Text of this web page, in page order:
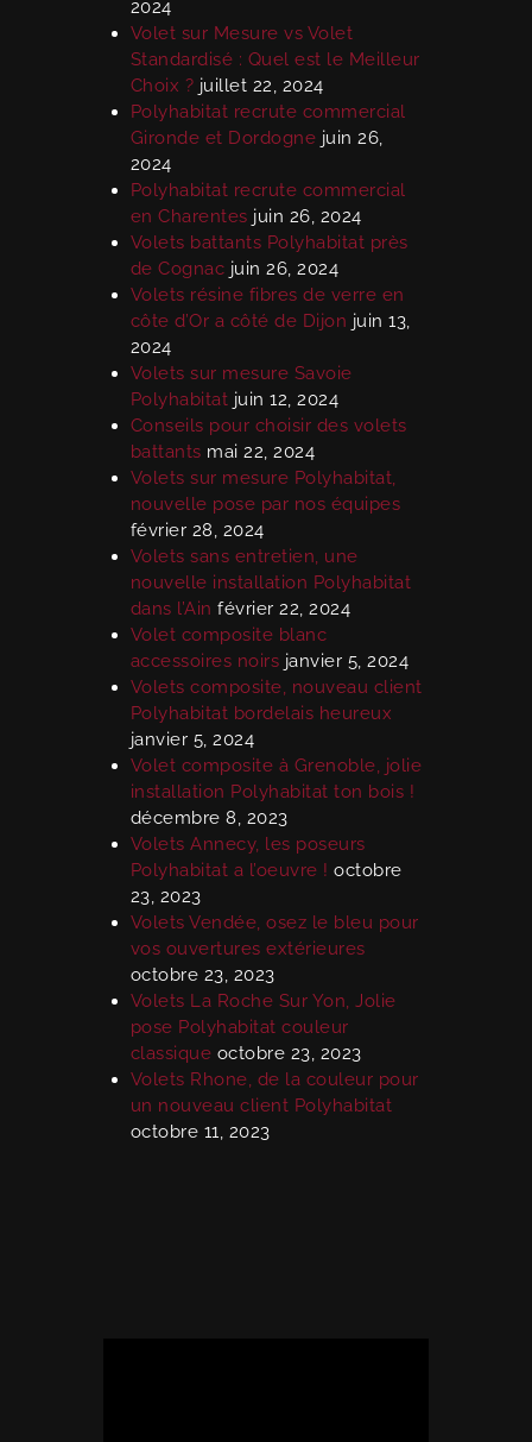
2024
Volet sur Mesure vs Volet
Standardisé : Quel est le Meilleur
Choix ? juillet 22, 2024
Polyhabitat recrute commercial
Gironde et Dordogne juin 26,
2024
Polyhabitat recrute commercial
en Charentes juin 26, 2024
Volets battants Polyhabitat près
de Cognac juin 26, 2024
Volets résine fibres de verre en
côte d’Or a côté de Dijon juin 13,
2024
Volets sur mesure Savoie
Polyhabitat juin 12, 2024
Conseils pour choisir des volets
battants mai 22, 2024
Volets sur mesure Polyhabitat,
nouvelle pose par nos équipes
février 28, 2024
Volets sans entretien, une
nouvelle installation Polyhabitat
dans l’Ain février 22, 2024
Volet composite blanc
accessoires noirs janvier 5, 2024
Volets composite, nouveau client
Polyhabitat bordelais heureux
janvier 5, 2024
Volet composite à Grenoble, jolie
installation Polyhabitat ton bois !
décembre 8, 2023
Volets Annecy, les poseurs
Polyhabitat a l’oeuvre ! octobre
23, 2023
Volets Vendée, osez le bleu pour
vos ouvertures extérieures
octobre 23, 2023
Volets La Roche Sur Yon, Jolie
pose Polyhabitat couleur
classique octobre 23, 2023
Volets Rhone, de la couleur pour
un nouveau client Polyhabitat
octobre 11, 2023